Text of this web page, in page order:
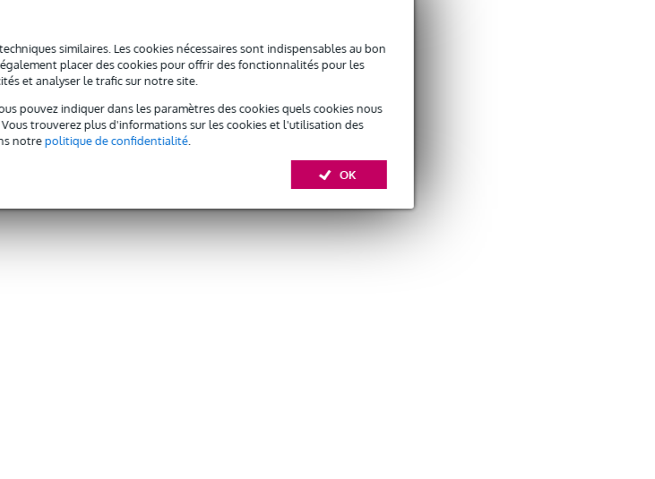
similaires. Les cookies nécessaires sont indispensables au bon
placer des cookies pour offrir des fonctionnalités pour les
et analyser le trafic sur notre site.
pouvez indiquer dans les paramètres des cookies quels cookies nous
trouverez plus d'informations sur les cookies et l'utilisation des
notrepolitique de confidentialité.
OK